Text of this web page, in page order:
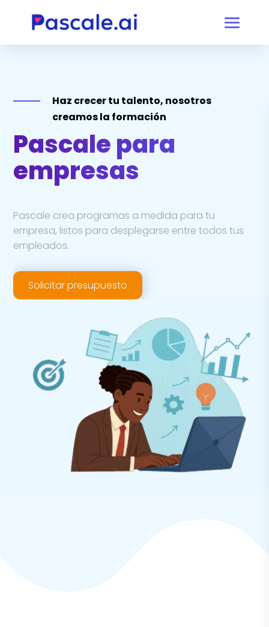
Haz crecer tu talento, nosotros
creamos la formación
Pascale para
empresas
Pascale crea programas a medida para tu
empresa, listos para desplegarse entre todos tus
empleados.
Solicitar presupuesto